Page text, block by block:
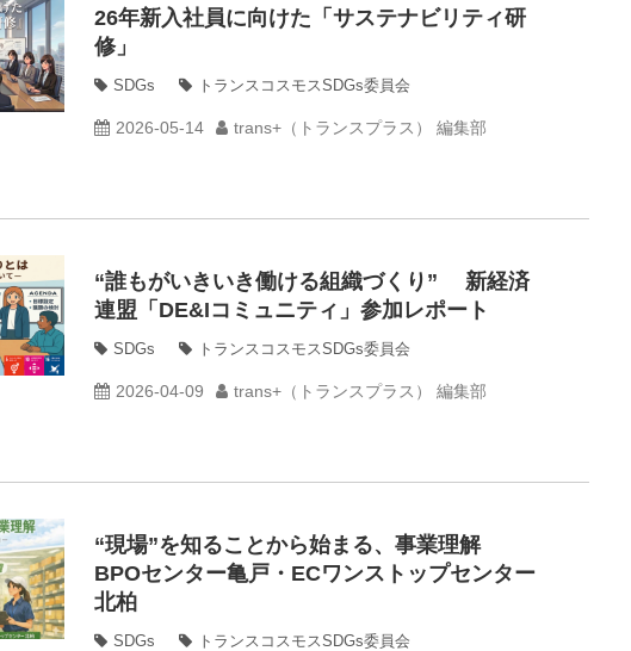
26年新入社員に向けた「サステナビリティ研
修」
SDGs トランスコスモスSDGs委員会
2026-05-14 trans+（トランスプラス） 編集部
“誰もがいきいき働ける組織づくり” 新経済
連盟「DE&Iコミュニティ」参加レポート
SDGs トランスコスモスSDGs委員会
2026-04-09 trans+（トランスプラス） 編集部
“現場”を知ることから始まる、事業理解
BPOセンター亀戸・ECワンストップセンター
北柏
SDGs トランスコスモスSDGs委員会